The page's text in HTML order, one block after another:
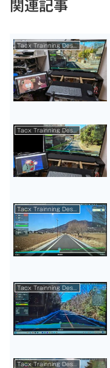
関連記事
Tacx Trainning Desktop App